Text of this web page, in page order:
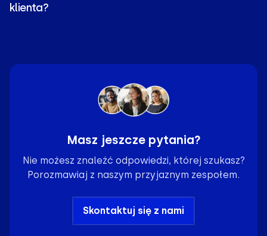
klienta?
Masz jeszcze pytania?
Nie możesz znaleźć odpowiedzi, której szukasz?
Porozmawiaj z naszym przyjaznym zespołem.
Skontaktuj się z nami